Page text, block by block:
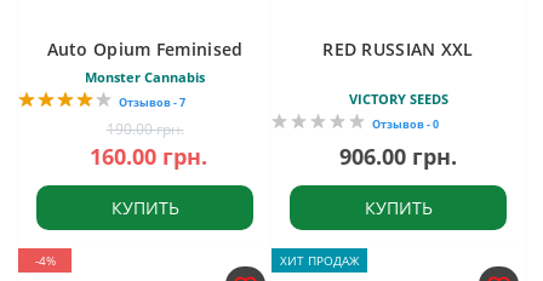
Auto Opium Feminised
Monster Cannabis
Отзывов - 7
190.00 грн.
160.00 грн.
КУПИТЬ
RED RUSSIAN XXL
VICTORY SEEDS
Отзывов - 0
906.00 грн.
КУПИТЬ
-4%
ХИТ ПРОДАЖ